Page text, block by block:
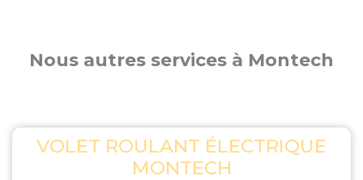
Nous autres services à Montech
VOLET ROULANT ÉLECTRIQUE
MONTECH